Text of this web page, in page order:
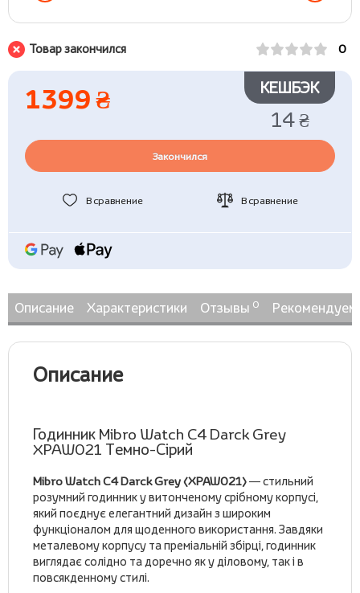
Товар закончился 0
1399 ₴ КЕШБЭК
14 ₴
Закончился
В сравнение В сравнение
Описание Характеристики Отзывы 0
Описание
Годинник Mibro Watch C4 Darck Grey
XPAW021 Темно-Сірий
Mibro Watch C4 Darck Grey (XPAW021)— стильний
розумний годинник у витонченому срібному корпусі,
який поєднує елегантний дизайн з широким
функціоналом для щоденного використання. Завдяки
металевому корпусу та преміальній збірці, годинник
виглядає солідно та доречно як у діловому, так і в
повсякденному стилі.